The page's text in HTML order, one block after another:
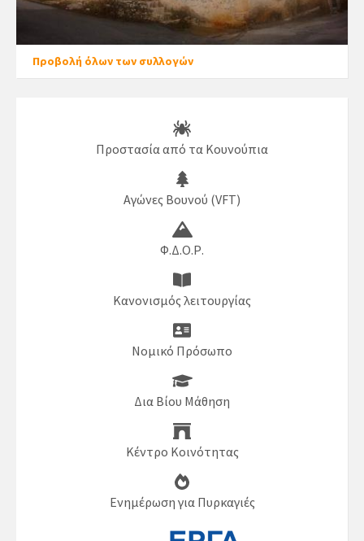
Προβολή όλων των συλλογών
Προστασία από τα Κουνούπια
Αγώνες Βουνού (VFT)
Φ.Δ.Ο.Ρ.
Κανονισμός λειτουργίας
Νομικό Πρόσωπο
Δια Βίου Μάθηση
Κέντρο Κοινότητας
Ενημέρωση για Πυρκαγιές